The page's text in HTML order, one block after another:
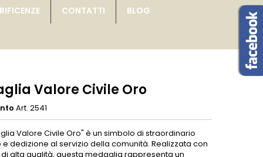
CONTATTI BLOG
Valore Civile Oro
Art. 2541
Valore Civile Oro" è un simbolo di straordinario
dedizione al servizio della comunità. Realizzata con
alta qualità, questa medaglia rappresenta un